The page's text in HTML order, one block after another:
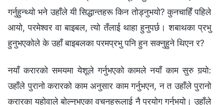
गर्नुहुन्थ्यो भने उहाँले यी सिद्धान्तहरू किन तोड्नुभयो? कुनचाहिँ पहिले
आयो, परमेश्‍वर वा बाइबल, त्यो तँलाई थाहा हुनुपर्छ। शबाथका प्रभु
हुनुभएकोले के उहाँ बाइबलका परमप्रभु पनि हुन सक्नुहुने थिएन र?
नयाँ करारको समयमा येशूले गर्नुभएको कामले नयाँ काम सुरु गर्‍यो:
उहाँले पुरानो करारको काम अनुसार काम गर्नुभएन, न त उहाँले पुरानो
करारका यहोवाले बोल्नुभएका वचनहरूलाई नै प्रयोग गर्नुभयो। उहाँले